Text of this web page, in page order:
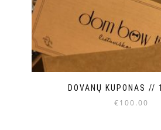
DOVANŲ KUPONAS //
€100.00